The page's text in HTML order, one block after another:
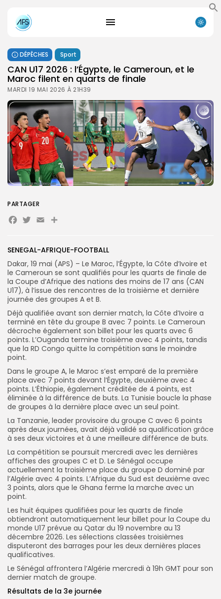
Search
for:
Button
FR
DÉPÊCHES Sport
CAN U17 2026 : l’Égypte, le Cameroun, et le
Maroc filent en quarts de finale
MARDI 19 MAI 2026 À 21H39
SENEGAL-AFRIQUE-FOOTBALL
Dakar, 19 mai (APS) – Le Maroc, l’Égypte, la Côte d’Ivoire et
le Cameroun se sont qualifiés pour les quarts de finale de
la Coupe d’Afrique des nations des moins de 17 ans (CAN
U17), à l’issue des rencontres de la troisième et dernière
journée des groupes A et B.
Déjà qualifiée avant son dernier match, la Côte d’Ivoire a
terminé en tête du groupe B avec 7 points. Le Cameroun
décroche également son billet pour les quarts avec 6
points. L’Ouganda termine troisième avec 4 points, tandis
que la RD Congo quitte la compétition sans le moindre
point.
Dans le groupe A, le Maroc s’est emparé de la première
place avec 7 points devant l’Égypte, deuxième avec 4
points. L’Éthiopie, également créditée de 4 points, est
éliminée à la différence de buts. La Tunisie boucle la phase
de groupes à la dernière place avec un seul point.
La Tanzanie, leader provisoire du groupe C avec 6 points
après deux journées, avait déjà validé sa qualification grâce
à ses deux victoires et à une meilleure différence de buts.
La compétition se poursuit mercredi avec les dernières
affiches des groupes C et D. Le Sénégal occupe
actuellement la troisième place du groupe D dominé par
l’Algérie avec 4 points. L’Afrique du Sud est deuxième avec
3 points, alors que le Ghana ferme la marche avec un
point.
Les huit équipes qualifiées pour les quarts de finale
obtiendront automatiquement leur billet pour la Coupe du
monde U17 prévue au Qatar du 19 novembre au 13
décembre 2026. Les sélections classées troisièmes
disputeront des barrages pour les deux dernières places
qualificatives.
Le Sénégal affrontera l’Algérie mercredi à 19h GMT pour son
dernier match de groupe.
Résultats de la 3e journée
PARTAGER
Facebook
Twitter
EmailPartager